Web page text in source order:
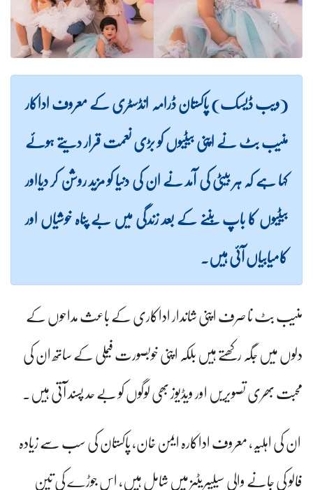
(ویب ڈیسک) پاکستان ڈرامہ انڈسٹری کے معروف اداکار
منیب بٹ نے اپنی بیٹیوں کو بڑی نعمت قرار دیتے ہوئے
کہا ہے کہ ہر بیٹی کی آمد نے ان کی دنیا کو مزید روشن کر دیااور
بیٹیوں کا باپ بننے کے بعد زندگی میں بے پناہ خوشیاں اور
کامیابیاں آئی ہیں۔
منیب بٹ نا صرف اپنی شاندار اداکاری کے باعث مداحوں کے
دلوں میں جگہ رکھتے ہیں بلکہ اپنی خوبصورت فیملی کے ساتھ ان کی
محبت بھری تصویریں اور ویڈیوز بھی لوگوں کو بے حد پسند آتی ہیں۔
ان کی اہلیہ، معروف اداکارہ ایمن خان، پاکستان کی سب سے زیادہ
فالو کی جانے والی سیلیبریٹیز میں شامل ہیں، اس جوڑے کی تین